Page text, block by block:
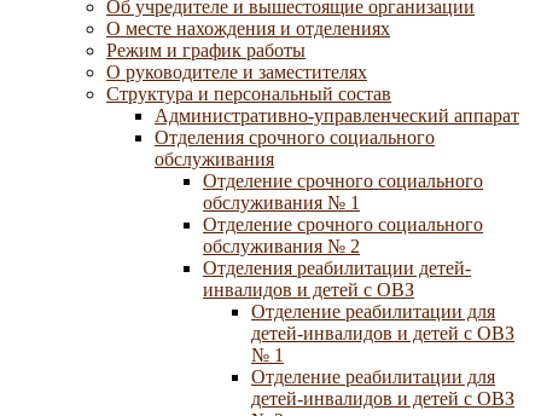
Об учредителе и вышестоящие организации
О месте нахождения и отделениях
Режим и график работы
О руководителе и заместителях
Структура и персональный состав
Административно-управленческий аппарат
Отделения срочного социального
обслуживания
Отделение срочного социального
обслуживания № 1
Отделение срочного социального
обслуживания № 2
Отделения реабилитации детей-
инвалидов и детей с ОВЗ
Отделение реабилитации для
детей-инвалидов и детей с ОВЗ
№ 1
Отделение реабилитации для
детей-инвалидов и детей с ОВЗ